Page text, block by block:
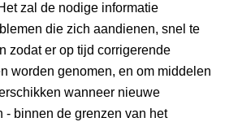
zal de nodige informatie
die zich aandienen, snel te
zodat er op tijd corrigerende
worden genomen, en om middelen
wanneer nieuwe
- binnen de grenzen van het